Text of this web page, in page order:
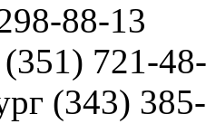
88-13
(351) 721-
(343)